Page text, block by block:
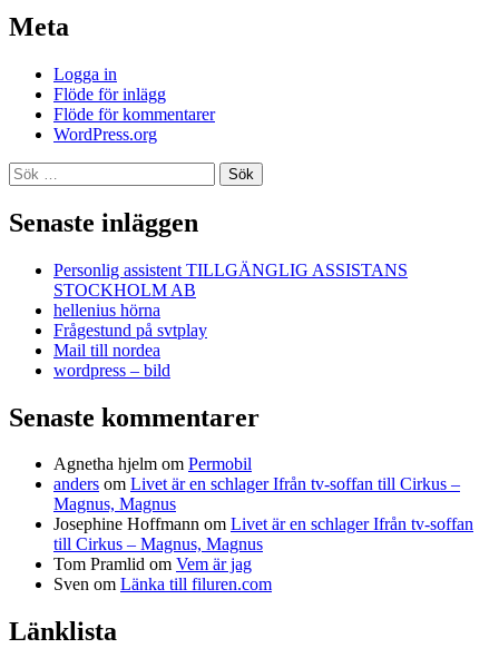
Meta
Logga in
Flöde för inlägg
Flöde för kommentarer
WordPress.org
Sök
efter:
Senaste inläggen
Personlig assistent TILLGÄNGLIG ASSISTANS
STOCKHOLM AB
hellenius hörna
Frågestund på svtplay
Mail till nordea
wordpress – bild
Senaste kommentarer
Agnetha hjelm om Permobil
anders om Livet är en schlager Ifrån tv-soffan till Cirkus –
Magnus, Magnus
Josephine Hoffmann om Livet är en schlager Ifrån tv-soffan
till Cirkus – Magnus, Magnus
Tom Pramlid om Vem är jag
Sven om Länka till filuren.com
Länklista